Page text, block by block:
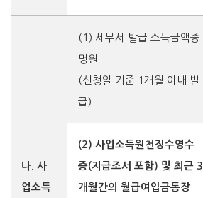
나. 사
업소득
(1) 세무서 발급 소득금액증
명원
(신청일 기준 1개월 이내 발
급)
(2) 사업소득원천징수영수
증(지급조서 포함) 및 최근 3
개월간의 월급여입금통장